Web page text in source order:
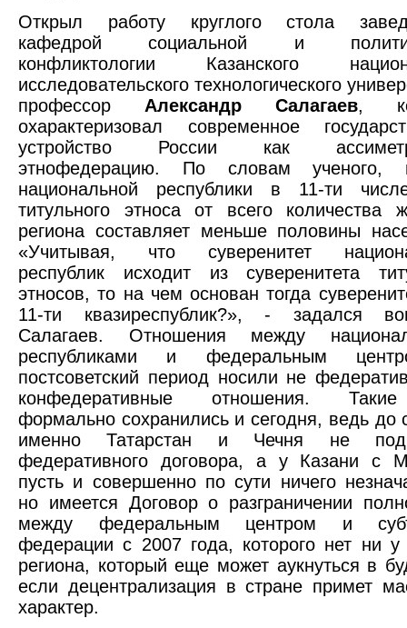
Открыл работу круглого стола
кафедрой социальной и
конфликтологии Казанского
исследовательского технологического
профессор Александр Салагаев,
охарактеризовал современное
устройство России как
этнофедерацию. По словам
национальной республики в 11-ти
титульного этноса от всего количества
региона составляет меньше половины
«Учитывая, что суверенитет
республик исходит из суверенитета
этносов, то на чем основан тогда
11-ти квазиреспублик?», - задался
Салагаев. Отношения между
республиками и федеральным
постсоветский период носили не
конфедеративные отношения.
формально сохранились и сегодня, ведь до
именно Татарстан и Чечня не
федеративного договора, а у Казани с
пусть и совершенно по сути ничего
но имеется Договор о разграничении
между федеральным центром и
федерации с 2007 года, которого нет ни у
региона, который еще может аукнуться в
если децентрализация в стране примет
характер.